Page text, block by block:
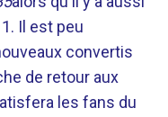
Il est peu
convertis
de retour aux
les fans du